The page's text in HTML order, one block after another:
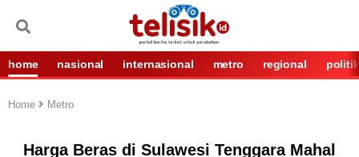
home nasional internasional metro regional politik
Home Metro
Harga Beras di Sulawesi Tenggara Mahal